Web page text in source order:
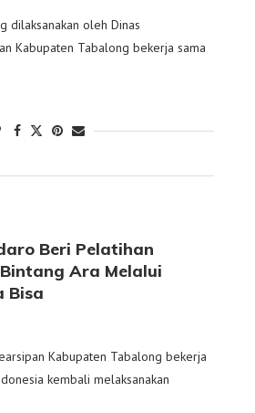
dilaksanakan oleh Dinas
Kabupaten Tabalong bekerja sama
Beri Pelatihan
Ara Melalui
Bisa
Kabupaten Tabalong bekerja
kembali melaksanakan